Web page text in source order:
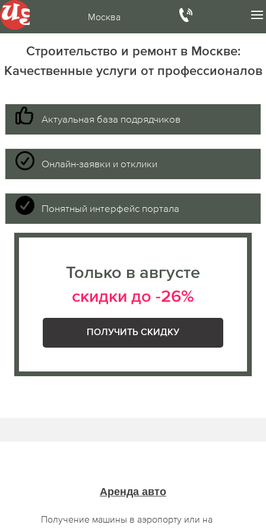
Москва
Строительство и ремонт в Москве:
Качественные услуги от профессионалов
Актуальная база подрядчиков
Онлайн-заявки и отклики
Понятный интерфейс портала
Только в августе
скидки до -26%
ПОЛУЧИТЬ СКИДКУ
Аренда авто
Получение машины в аэропорту или на